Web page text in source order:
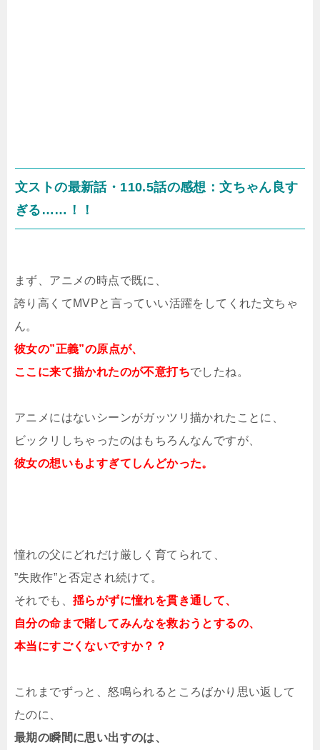
文ストの最新話・110.5話の感想：文ちゃん良す
ぎる……！！
まず、アニメの時点で既に、
誇り高くてMVPと言っていい活躍をしてくれた文ちゃ
ん。
彼女の”正義”の原点が、
ここに来て描かれたのが不意打ちでしたね。
アニメにはないシーンがガッツリ描かれたことに、
ビックリしちゃったのはもちろんなんですが、
彼女の想いもよすぎてしんどかった。
憧れの父にどれだけ厳しく育てられて、
”失敗作”と否定され続けて。
それでも、 揺らがずに憧れを貫き通して、
自分の命まで賭してみんなを救おうとするの、
本当にすごくないですか？？
これまでずっと、怒鳴られるところばかり思い返して
たのに、
最期の瞬間に思い出すのは、